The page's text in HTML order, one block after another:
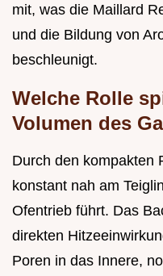
mit, was die Maillard
und die Bildung von
beschleunigt.
Welche Rolle
Volumen des
Durch den kompakten
konstant nah am
Ofentrieb führt. Das
direkten
Poren in das Innere,